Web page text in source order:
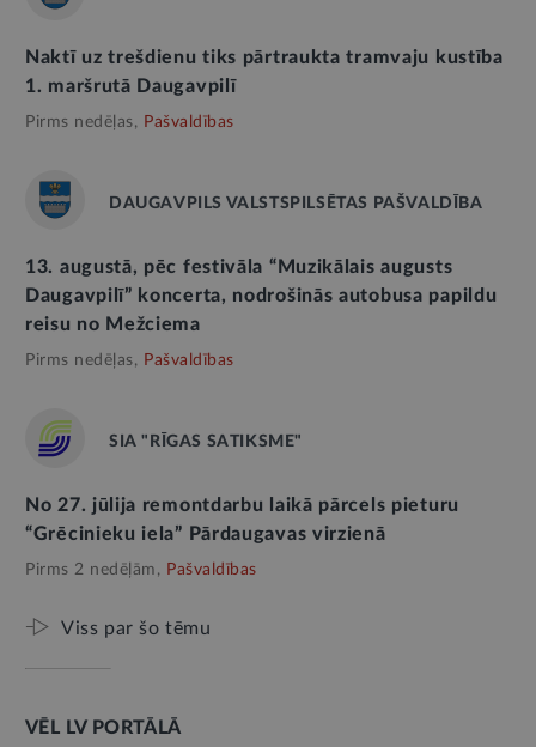
Naktī uz trešdienu tiks pārtraukta tramvaju kustība
1. maršrutā Daugavpilī
Pirms nedēļas, Pašvaldības
DAUGAVPILS VALSTSPILSĒTAS PAŠVALDĪBA
13. augustā, pēc festivāla “Muzikālais augusts
Daugavpilī” koncerta, nodrošinās autobusa papildu
reisu no Mežciema
Pirms nedēļas, Pašvaldības
SIA "RĪGAS SATIKSME"
No 27. jūlija remontdarbu laikā pārcels pieturu
“Grēcinieku iela” Pārdaugavas virzienā
Pirms 2 nedēļām, Pašvaldības
Viss par šo tēmu
VĒL LV PORTĀLĀ